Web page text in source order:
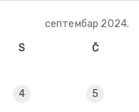
септембар 2024.
S Č
4 5